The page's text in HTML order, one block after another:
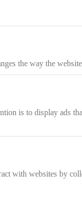
the way the
is to display ads
with websites by